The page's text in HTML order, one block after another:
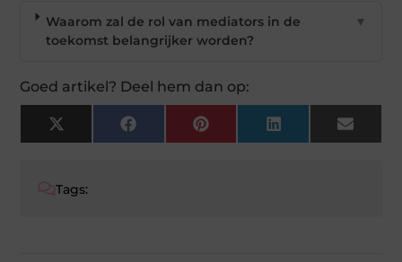
Waarom zal de rol van mediators in de
toekomst belangrijker worden?
▼
Goed artikel? Deel hem dan op:
X
(Twitter)
Facebook Pinterest LinkedIn Email
Tags: